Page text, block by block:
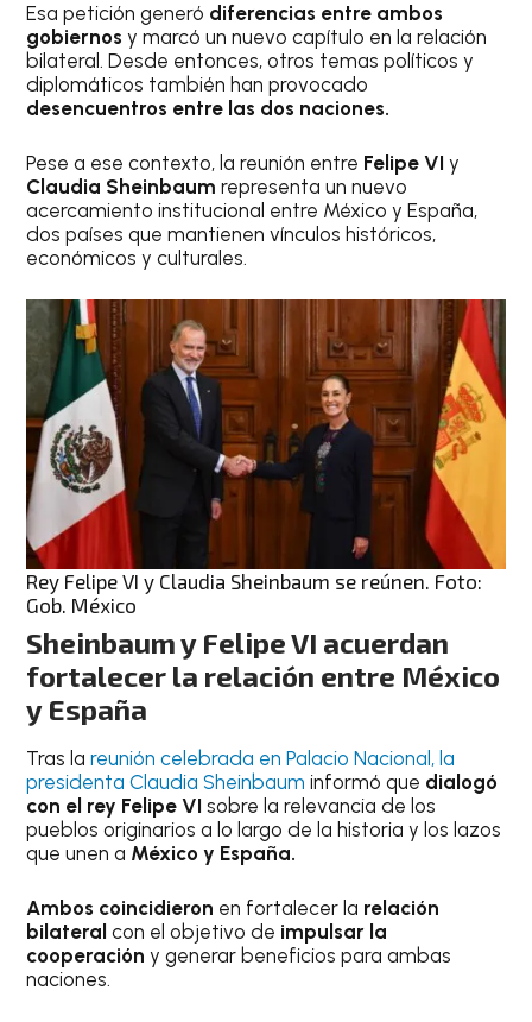
Esa petición generó diferencias entre ambos
gobiernos y marcó un nuevo capítulo en la relación
bilateral. Desde entonces, otros temas políticos y
diplomáticos también han provocado
desencuentros entre las dos naciones.
Pese a ese contexto, la reunión entre Felipe VI y
Claudia Sheinbaum representa un nuevo
acercamiento institucional entre México y España,
dos países que mantienen vínculos históricos,
económicos y culturales.
Rey Felipe VI y Claudia Sheinbaum se reúnen. Foto:
Gob. México
Sheinbaum y Felipe VI acuerdan
fortalecer la relación entre México
y España
Tras la reunión celebrada en Palacio Nacional, la
presidenta Claudia Sheinbaum informó que dialogó
con el rey Felipe VI sobre la relevancia de los
pueblos originarios a lo largo de la historia y los lazos
que unen a México y España.
Ambos coincidieron en fortalecer la relación
bilateralcon el objetivo de impulsar la
cooperacióny generar beneficios para ambas
naciones.